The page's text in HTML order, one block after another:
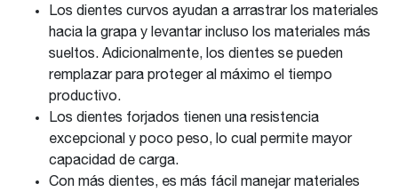
Los dientes curvos ayudan a arrastrar los materiales
hacia la grapa y levantar incluso los materiales más
sueltos. Adicionalmente, los dientes se pueden
remplazar para proteger al máximo el tiempo
productivo.
Los dientes forjados tienen una resistencia
excepcional y poco peso, lo cual permite mayor
capacidad de carga.
Con más dientes, es más fácil manejar materiales